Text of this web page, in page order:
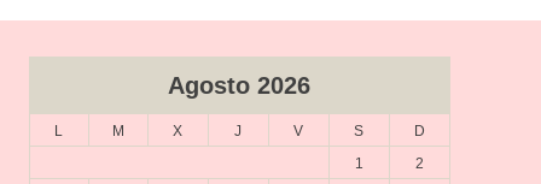
Agosto 2026
L M X J V S
D
1
2